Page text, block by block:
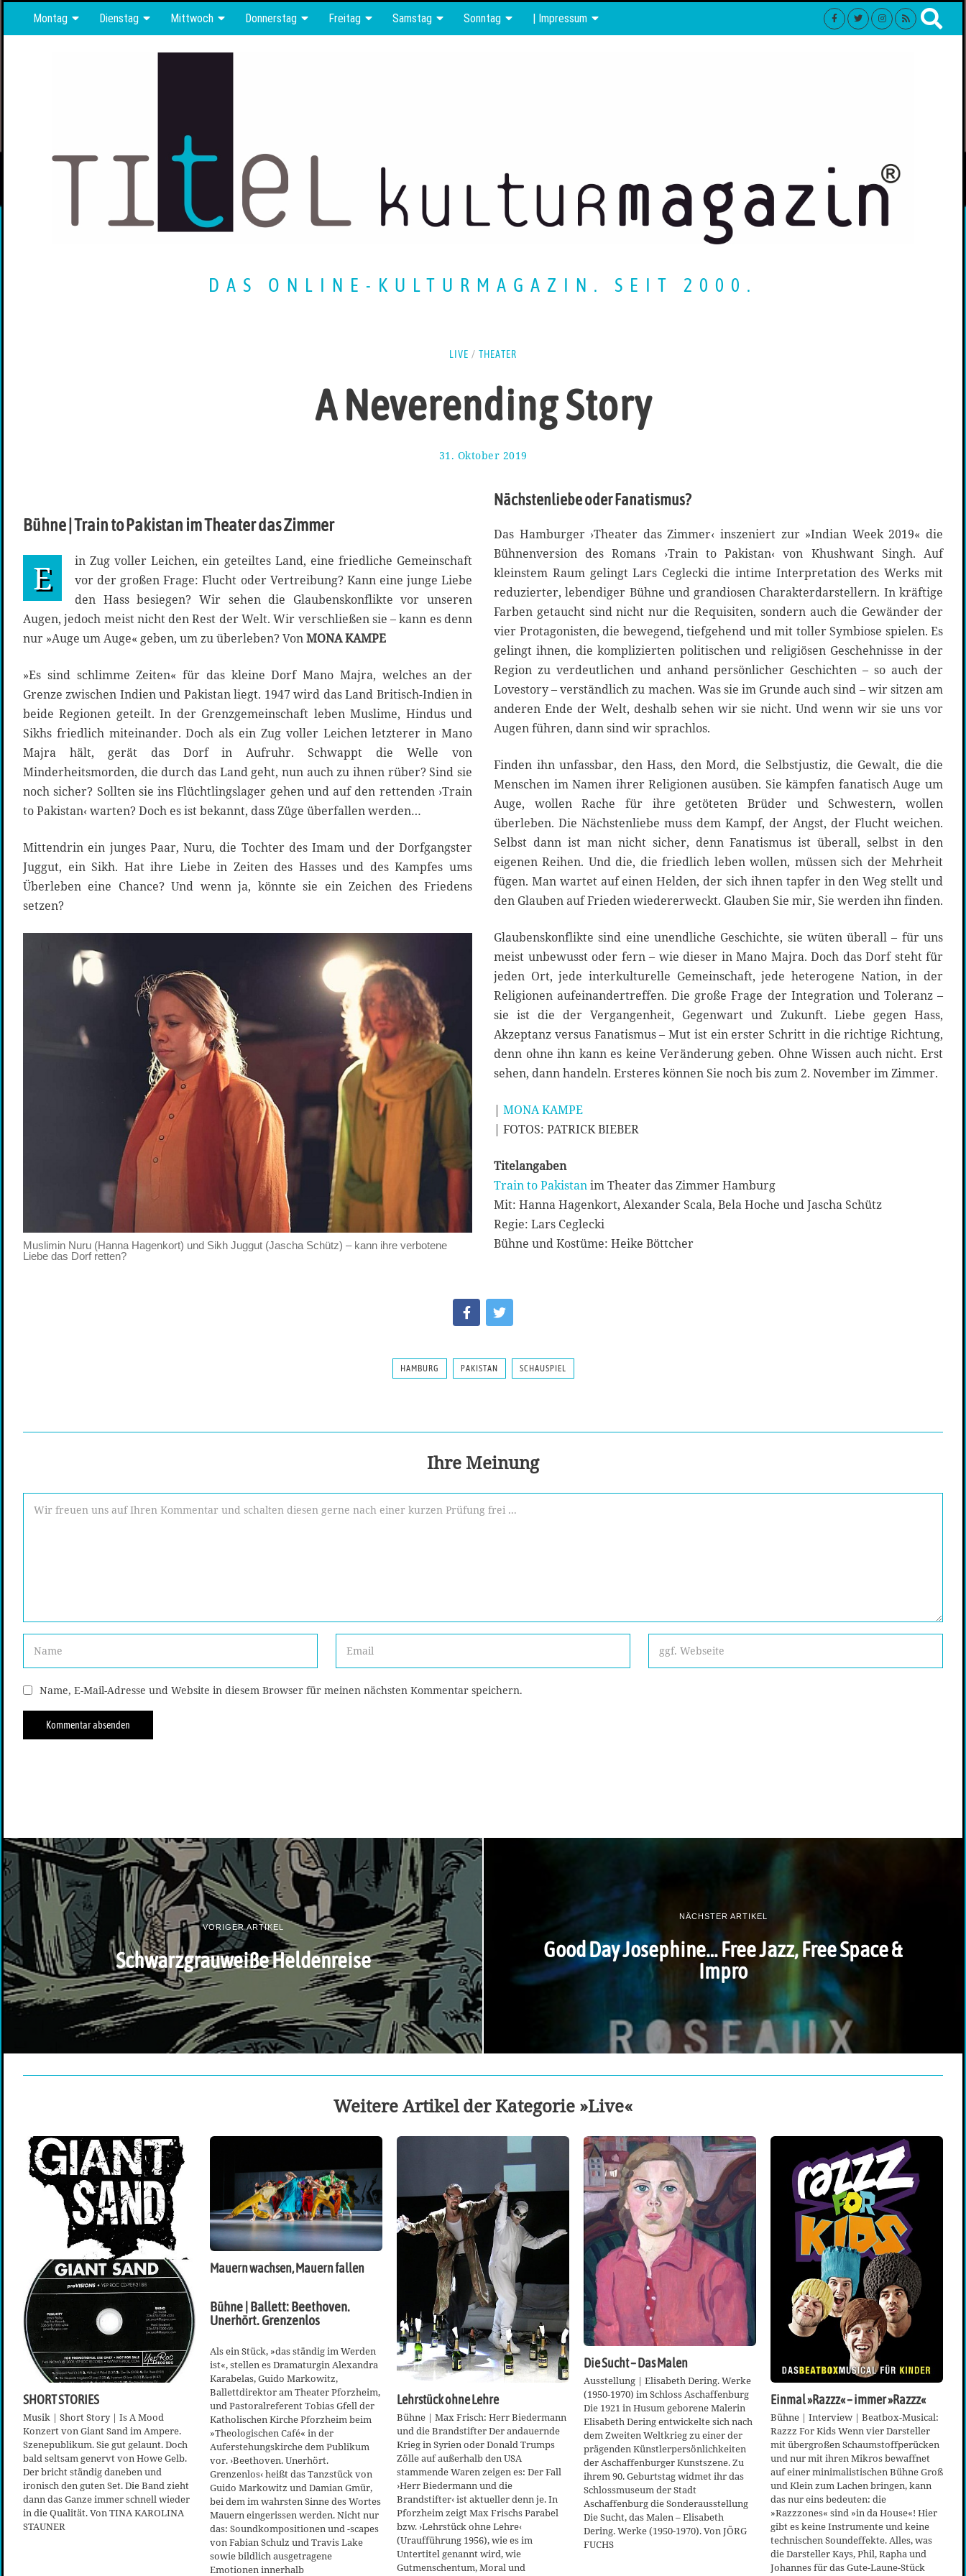
Montag Dienstag Mittwoch Donnerstag Freitag Samstag Sonntag | Impressum
DAS ONLINE-KULTURMAGAZIN. SEIT 2000.
LIVE / THEATER
A Neverending Story
31. Oktober 2019
o
e
m
b
e
r
2
0
1
Bühne | Train to Pakistan im Theater das Zimmer
E
in Zug voller Leichen, ein geteiltes Land, eine friedliche Gemeinschaft
vor der großen Frage: Flucht oder Vertreibung? Kann eine junge Liebe
den Hass besiegen? Wir sehen die Glaubenskonflikte vor unseren
Augen, jedoch meist nicht den Rest der Welt. Wir verschließen sie – kann es denn
nur »Auge um Auge« geben, um zu überleben? VonMONA KAMPE
»Es sind schlimme Zeiten« für das kleine Dorf Mano Majra, welches an der
Grenze zwischen Indien und Pakistan liegt. 1947 wird das Land Britisch-Indien in
beide Regionen geteilt. In der Grenzgemeinschaft leben Muslime, Hindus und
Sikhs friedlich miteinander. Doch als ein Zug voller Leichen letzterer in Mano
Majra hält, gerät das Dorf in Aufruhr. Schwappt die Welle von
Minderheitsmorden, die durch das Land geht, nun auch zu ihnen rüber? Sind sie
noch sicher? Sollten sie ins Flüchtlingslager gehen und auf den rettenden ›Train
to Pakistan‹ warten? Doch es ist bekannt, dass Züge überfallen werden…
Mittendrin ein junges Paar, Nuru, die Tochter des Imam und der Dorfgangster
Juggut, ein Sikh. Hat ihre Liebe in Zeiten des Hasses und des Kampfes ums
Überleben eine Chance? Und wenn ja, könnte sie ein Zeichen des Friedens
setzen?
Muslimin Nuru (Hanna Hagenkort) und Sikh Juggut (Jascha Schütz) – kann ihre verbotene
Liebe das Dorf retten?
Nächstenliebe oder Fanatismus?
Das Hamburger ›Theater das Zimmer‹ inszeniert zur »Indian Week 2019« die
Bühnenversion des Romans ›Train to Pakistan‹ von Khushwant Singh. Auf
kleinstem Raum gelingt Lars Ceglecki die intime Interpretation des Werks mit
reduzierter, lebendiger Bühne und grandiosen Charakterdarstellern. In kräftige
Farben getaucht sind nicht nur die Requisiten, sondern auch die Gewänder der
vier Protagonisten, die bewegend, tiefgehend und mit toller Symbiose spielen. Es
gelingt ihnen, die komplizierten politischen und religiösen Geschehnisse in der
Region zu verdeutlichen und anhand persönlicher Geschichten – so auch der
Lovestory – verständlich zu machen. Was sie im Grunde auch sind – wir sitzen am
anderen Ende der Welt, deshalb sehen wir sie nicht. Und wenn wir sie uns vor
Augen führen, dann sind wir sprachlos.
Finden ihn unfassbar, den Hass, den Mord, die Selbstjustiz, die Gewalt, die die
Menschen im Namen ihrer Religionen ausüben. Sie kämpfen fanatisch Auge um
Auge, wollen Rache für ihre getöteten Brüder und Schwestern, wollen
überleben. Die Nächstenliebe muss dem Kampf, der Angst, der Flucht weichen.
Selbst dann ist man nicht sicher, denn Fanatismus ist überall, selbst in den
eigenen Reihen. Und die, die friedlich leben wollen, müssen sich der Mehrheit
fügen. Man wartet auf einen Helden, der sich ihnen tapfer in den Weg stellt und
den Glauben auf Frieden wiedererweckt. Glauben Sie mir, Sie werden ihn finden.
Glaubenskonflikte sind eine unendliche Geschichte, sie wüten überall – für uns
meist unbewusst oder fern – wie dieser in Mano Majra. Doch das Dorf steht für
jeden Ort, jede interkulturelle Gemeinschaft, jede heterogene Nation, in der
Religionen aufeinandertreffen. Die große Frage der Integration und Toleranz –
sie ist die der Vergangenheit, Gegenwart und Zukunft. Liebe gegen Hass,
Akzeptanz versus Fanatismus – Mut ist ein erster Schritt in die richtige Richtung,
denn ohne ihn kann es keine Veränderung geben. Ohne Wissen auch nicht. Erst
sehen, dann handeln. Ersteres können Sie noch bis zum 2. November im Zimmer.
| MONA KAMPE
| FOTOS: PATRICK BIEBER
Titelangaben
Train to Pakistanim Theater das Zimmer Hamburg
Mit: Hanna Hagenkort, Alexander Scala, Bela Hoche und Jascha Schütz
Regie: Lars Ceglecki
Bühne und Kostüme: Heike Böttcher
HAMBURG PAKISTAN SCHAUSPIEL
Ihre Meinung
Name, E-Mail-Adresse und Website in diesem Browser für meinen nächsten Kommentar speichern.
VORIGER ARTIKEL
Schwarzgrauweiße Heldenreise
NÄCHSTER ARTIKEL
Good Day Josephine… Free Jazz, Free Space &
Impro
Weitere Artikel der Kategorie »Live«
SHORT STORIES
Musik | Short Story | Is A Mood
Konzert von Giant Sand im Ampere.
Szenepublikum. Sie gut gelaunt. Doch
bald seltsam genervt von Howe Gelb.
Der bricht ständig daneben und
ironisch den guten Set. Die Band zieht
dann das Ganze immer schnell wieder
in die Qualität. Von TINA KAROLINA
STAUNER
Mauern wachsen, Mauern fallen
Bühne | Ballett: Beethoven.
Unerhört. Grenzenlos
Als ein Stück, »das ständig im Werden
ist«, stellen es Dramaturgin Alexandra
Karabelas, Guido Markowitz,
Ballettdirektor am Theater Pforzheim,
und Pastoralreferent Tobias Gfell der
Katholischen Kirche Pforzheim beim
»Theologischen Café« in der
Auferstehungskirche dem Publikum
vor. ›Beethoven. Unerhört.
Grenzenlos‹ heißt das Tanzstück von
Guido Markowitz und Damian Gmür,
bei dem im wahrsten Sinne des Wortes
Mauern eingerissen werden. Nicht nur
das: Soundkompositionen und -scapes
von Fabian Schulz und Travis Lake
sowie bildlich ausgetragene
Emotionen innerhalb
Lehrstück ohne Lehre
Bühne | Max Frisch: Herr Biedermann
und die Brandstifter Der andauernde
Krieg in Syrien oder Donald Trumps
Zölle auf außerhalb den USA
stammende Waren zeigen es: Der Fall
›Herr Biedermann und die
Brandstifter‹ ist aktueller denn je. In
Pforzheim zeigt Max Frischs Parabel
bzw. ›Lehrstück ohne Lehre‹
(Uraufführung 1956), wie es im
Untertitel genannt wird, wie
Gutmenschentum, Moral und
Die Sucht – Das Malen
Ausstellung | Elisabeth Dering. Werke
(1950-1970) im Schloss Aschaffenburg
Die 1921 in Husum geborene Malerin
Elisabeth Dering entwickelte sich nach
dem Zweiten Weltkrieg zu einer der
prägenden Künstlerpersönlichkeiten
der Aschaffenburger Kunstszene. Zu
ihrem 90. Geburtstag widmet ihr das
Schlossmuseum der Stadt
Aschaffenburg die Sonderausstellung
Die Sucht, das Malen – Elisabeth
Dering. Werke (1950-1970). Von JÖRG
FUCHS
Einmal »Razzz« – immer »Razzz«
Bühne | Interview | Beatbox-Musical:
Razzz For Kids Wenn vier Darsteller
mit übergroßen Schaumstoffperücken
und nur mit ihren Mikros bewaffnet
auf einer minimalistischen Bühne Groß
und Klein zum Lachen bringen, kann
das nur eins bedeuten: die
»Razzzones« sind »in da House«! Hier
gibt es keine Instrumente und keine
technischen Soundeffekte. Alles, was
die Darsteller Kays, Phil, Rapha und
Johannes für das Gute-Laune-Stück